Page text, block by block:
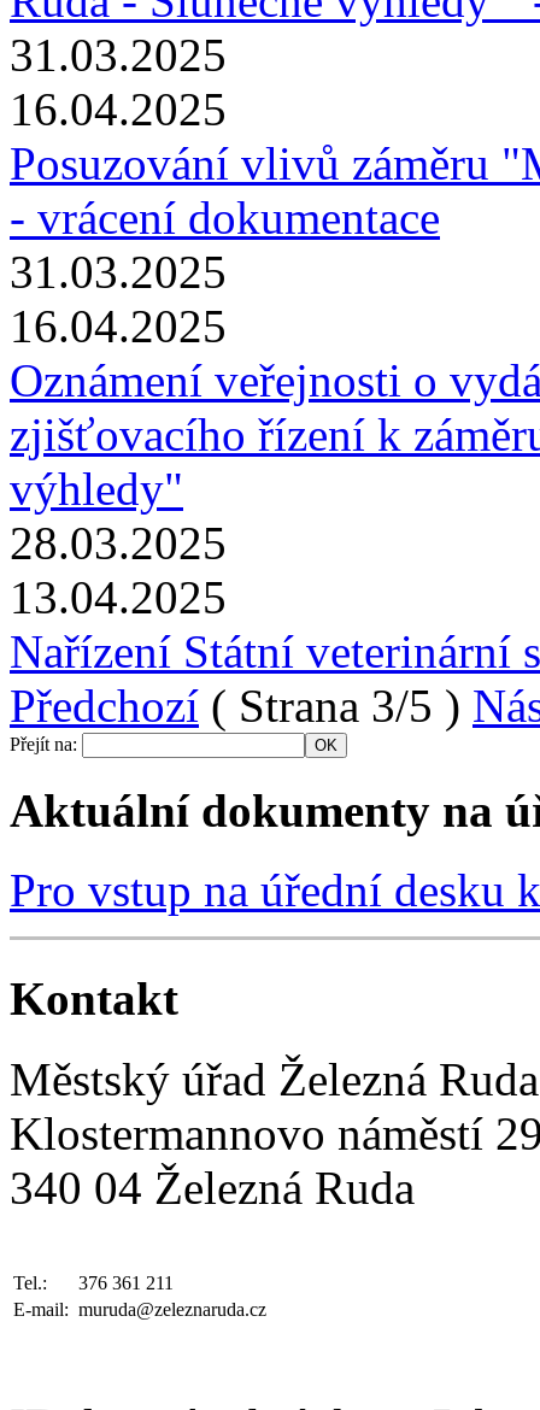
31.03.2025
16.04.2025
Posuzování vlivů záměru
- vrácení dokumentace
31.03.2025
16.04.2025
Oznámení veřejnosti o
zjišťovacího řízení k
výhledy"
28.03.2025
13.04.2025
Nařízení Státní veterinární
Předchozí ( Strana 3/5 )
Přejít na:
Aktuální dokumenty na
Pro vstup na úřední desku
Kontakt
Městský úřad Železná Ruda
Klostermannovo náměstí
340 04 Železná Ruda
Tel.:
376 361 211
E-mail: muruda@zeleznaruda.cz